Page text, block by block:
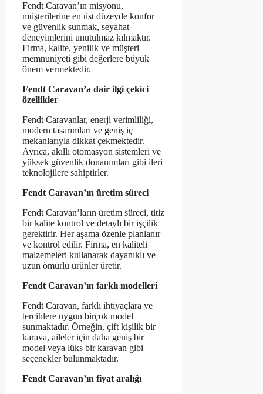
Fendt Caravan’ın misyonu,
müşterilerine en üst düzeyde konfor
ve güvenlik sunmak, seyahat
deneyimlerini unutulmaz kılmaktır.
Firma, kalite, yenilik ve müşteri
memnuniyeti gibi değerlere büyük
önem vermektedir.
Fendt Caravan’a dair ilgi çekici
özellikler
Fendt Caravanlar, enerji verimliliği,
modern tasarımları ve geniş iç
mekanlarıyla dikkat çekmektedir.
Ayrıca, akıllı otomasyon sistemleri ve
yüksek güvenlik donanımları gibi ileri
teknolojilere sahiptirler.
Fendt Caravan’ın üretim süreci
Fendt Caravan’ların üretim süreci, titiz
bir kalite kontrol ve detaylı bir işçilik
gerektirir. Her aşama özenle planlanır
ve kontrol edilir. Firma, en kaliteli
malzemeleri kullanarak dayanıklı ve
uzun ömürlü ürünler üretir.
Fendt Caravan’ın farklı modelleri
Fendt Caravan, farklı ihtiyaçlara ve
tercihlere uygun birçok model
sunmaktadır. Örneğin, çift kişilik bir
karava, aileler için daha geniş bir
model veya lüks bir karavan gibi
seçenekler bulunmaktadır.
Fendt Caravan’ın fiyat aralığı